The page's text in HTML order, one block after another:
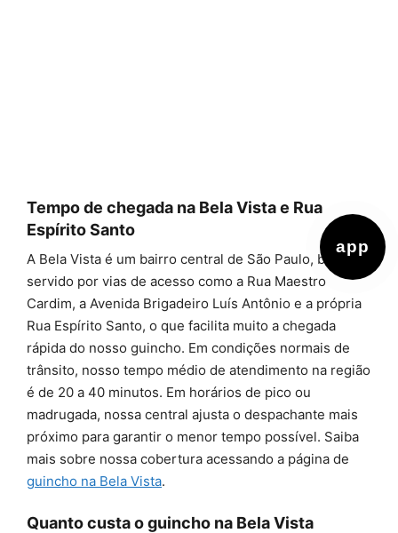
app
Tempo de chegada na Bela Vista e Rua
Espírito Santo
A Bela Vista é um bairro central de São Paulo, bem
servido por vias de acesso como a Rua Maestro
Cardim, a Avenida Brigadeiro Luís Antônio e a própria
Rua Espírito Santo, o que facilita muito a chegada
rápida do nosso guincho. Em condições normais de
trânsito, nosso tempo médio de atendimento na região
é de 20 a 40 minutos. Em horários de pico ou
madrugada, nossa central ajusta o despachante mais
próximo para garantir o menor tempo possível. Saiba
mais sobre nossa cobertura acessando a página de
guincho na Bela Vista.
Quanto custa o guincho na Bela Vista